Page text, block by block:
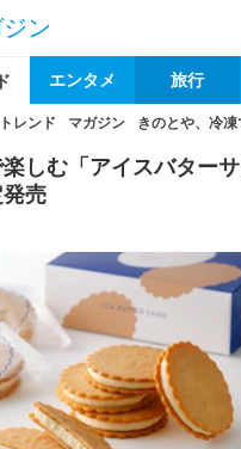
ン
エンタメ 旅行
トレンド マガジン きのとや、冷
しむ「アイスバター
売